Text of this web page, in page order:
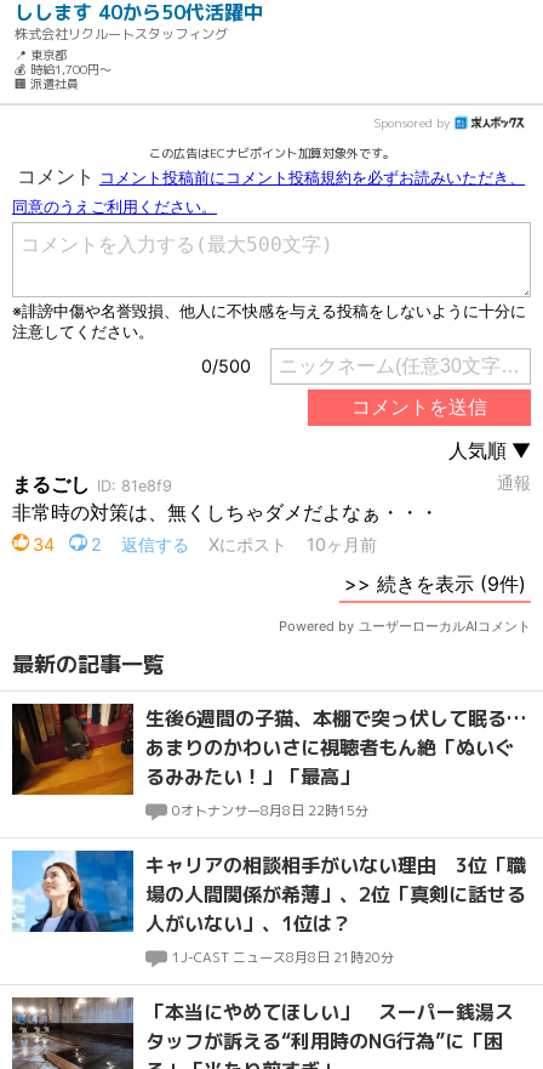
しします 40から50代活躍中
株式会社リクルートスタッフィング
📍 東京都
💰 時給1,700円～
🏢 派遣社員
Sponsored by
この広告はECナビポイント加算対象外です。
最新の記事一覧
生後6週間の子猫、本棚で突っ伏して眠る…
あまりのかわいさに視聴者もん絶「ぬいぐ
るみみたい！」「最高」
0オトナンサー8月8日 22時15分
キャリアの相談相手がいない理由 3位「職
場の人間関係が希薄」、2位「真剣に話せる
人がいない」、1位は？
1J-CAST ニュース8月8日 21時20分
「本当にやめてほしい」 スーパー銭湯ス
タッフが訴える“利用時のNG行為”に「困